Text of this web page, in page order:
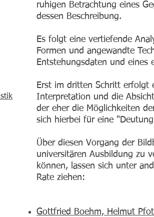
ruhigen Betrachtung eines
dessen Beschreibung.
Es folgt eine vertiefende
Formen und angewandte
Entstehungsdaten und eines
Erst im dritten Schritt erfolgt
Interpretation und die
der eher die Möglichkeiten
sich hierbei für eine
Über diesen Vorgang der
universitären Ausbildung zu
können, lassen sich unter
Rate ziehen:
Gottfried Boehm, Helmut